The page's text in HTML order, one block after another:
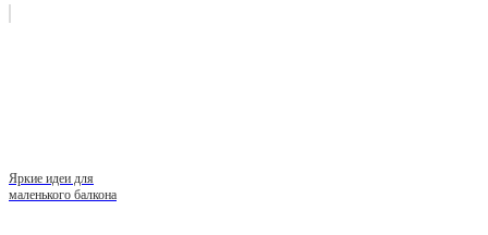
Яркие идеи для
маленького балкона